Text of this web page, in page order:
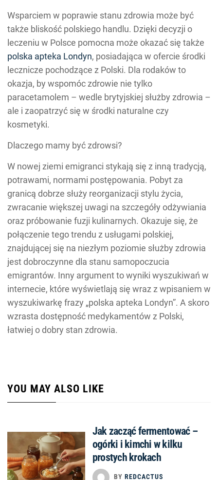
Wsparciem w poprawie stanu zdrowia może być
także bliskość polskiego handlu. Dzięki decyzji o
leczeniu w Polsce pomocna może okazać się także
polska apteka Londyn, posiadająca w ofercie środki
lecznicze pochodzące z Polski. Dla rodaków to
okazja, by wspomóc zdrowie nie tylko
paracetamolem – wedle brytyjskiej służby zdrowia –
ale i zaopatrzyć się w środki naturalne czy
kosmetyki.
Dlaczego mamy być zdrowsi?
W nowej ziemi emigranci stykają się z inną tradycją,
potrawami, normami postępowania. Pobyt za
granicą dobrze służy reorganizacji stylu życia,
zwracanie większej uwagi na szczegóły odżywiania
oraz próbowanie fuzji kulinarnych. Okazuje się, że
połączenie tego trendu z usługami polskiej,
znajdującej się na niezłym poziomie służby zdrowia
jest dobroczynne dla stanu samopoczucia
emigrantów. Inny argument to wyniki wyszukiwań w
internecie, które wyświetlają się wraz z wpisaniem w
wyszukiwarkę frazy „polska apteka Londyn”. A skoro
wzrasta dostępność medykamentów z Polski,
łatwiej o dobry stan zdrowia.
YOU MAY ALSO LIKE
Jak zacząć fermentować –
ogórki i kimchi w kilku
prostych krokach
BY REDCACTUS